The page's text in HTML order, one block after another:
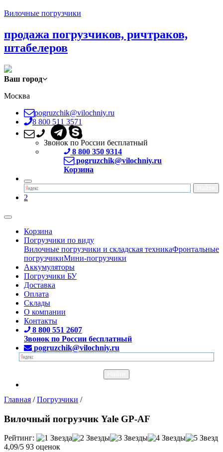
Вилочные погрузчики
продажа погрузчиков, ричтраков,
штабелеров
Ваш город
Москва
pogruzchik@vilochniy.ru
8 800 511 3571
Звонок по России бесплатный
8 800 350 9314
pogruzchik@vilochniy.ru
Корзина
2
Корзина
Погрузчики по виду
Вилочные погрузчики и складская техникаФронтальные
погрузчикиМини-погрузчики
Аккумуляторы
Погрузчики БУ
Доставка
Оплата
Склады
О компании
Контакты
8 800 551 2607
Звонок по России бесплатный
pogruzchik@vilochniy.ru
Главная /Погрузчики /
Вилочный погрузчик Yale GP-AF
Рейтинг:
4,09/5 93 оценок